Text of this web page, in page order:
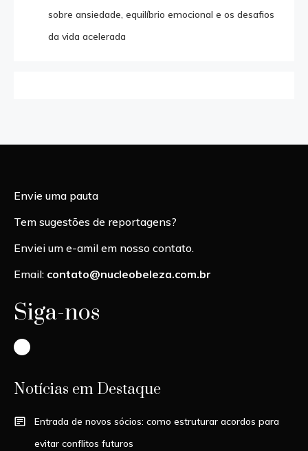
sobre ansiedade, equilíbrio emocional e os desafios
da vida acelerada
Envie uma pauta
Tem sugestões de reportagens?
Enviei um e-amil em nosso contato.
Email: contato@nucleobeleza.com.br
Siga-nos
Instagram
Notícias em Destaque
Entrada de novos sócios: como estruturar acordos para
evitar conflitos futuros